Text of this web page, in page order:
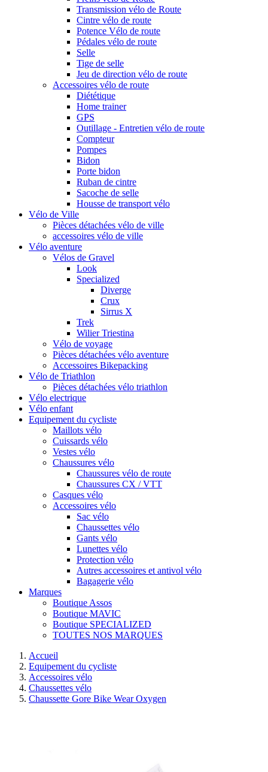
Transmission vélo de Route
Cintre vélo de route
Potence Vélo de route
Pédales vélo de route
Selle
Tige de selle
Jeu de direction vélo de route
Accessoires vélo de route
Diététique
Home trainer
GPS
Outillage - Entretien vélo de route
Compteur
Pompes
Bidon
Porte bidon
Ruban de cintre
Sacoche de selle
Housse de transport vélo
Vélo de Ville
Pièces détachées vélo de ville
accessoires vélo de ville
Vélo aventure
Vélos de Gravel
Look
Specialized
Diverge
Crux
Sirrus X
Trek
Wilier Triestina
Vélo de voyage
Pièces détachées vélo aventure
Accessoires Bikepacking
Vélo de Triathlon
Pièces détachées vélo triathlon
Vélo electrique
Vélo enfant
Equipement du cycliste
Maillots vélo
Cuissards vélo
Vestes vélo
Chaussures vélo
Chaussures vélo de route
Chaussures CX / VTT
Casques vélo
Accessoires vélo
Sac vélo
Chaussettes vélo
Gants vélo
Lunettes vélo
Protection vélo
Autres accessoires et antivol vélo
Bagagerie vélo
Marques
Boutique Assos
Boutique MAVIC
Boutique SPECIALIZED
TOUTES NOS MARQUES
Accueil
Equipement du cycliste
Accessoires vélo
Chaussettes vélo
Chaussette Gore Bike Wear Oxygen